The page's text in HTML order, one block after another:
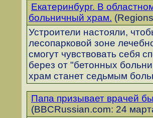
Екатеринбург. В
больничный храм.
Устроители настояли,
лесопарковой зоне
смогут чувствовать себя
берез от "бетонных
храм станет седьмым
Папа призывает врачей
(BBCRussian.com: 24